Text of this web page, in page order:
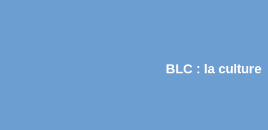
BLC : la culture du